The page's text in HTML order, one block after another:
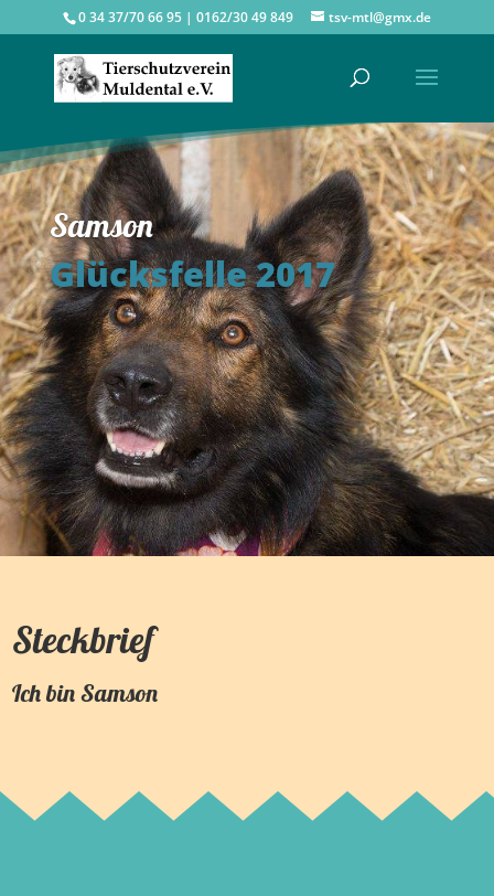
0 34 37/70 66 95 | 0162/30 49 849 tsv-mtl@gmx.de
Samson
Glücksfelle 2017
Steckbrief
Ich binSamson